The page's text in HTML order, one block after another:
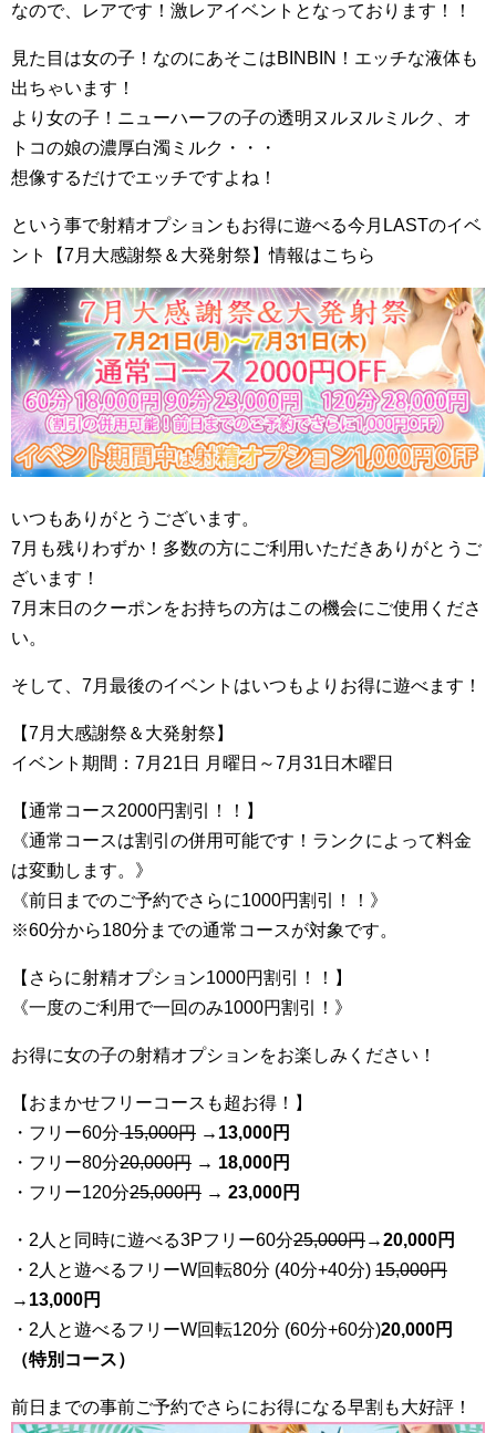
なので、レアです！激レアイベントとなっております！！
見た目は女の子！なのにあそこはBINBIN！エッチな液体も
出ちゃいます！
より女の子！ニューハーフの子の透明ヌルヌルミルク、オ
トコの娘の濃厚白濁ミルク・・・
想像するだけでエッチですよね！
という事で射精オプションもお得に遊べる今月LASTのイベ
ント【7月大感謝祭＆大発射祭】情報はこちら
いつもありがとうございます。
7月も残りわずか！多数の方にご利用いただきありがとうご
ざいます！
7月末日のクーポンをお持ちの方はこの機会にご使用くださ
い。
そして、7月最後のイベントはいつもよりお得に遊べます！
【7月大感謝祭＆大発射祭】
イベント期間：7月21日 月曜日～7月31日木曜日
【通常コース2000円割引！！】
《通常コースは割引の併用可能です！ランクによって料金
は変動します。》
《前日までのご予約でさらに1000円割引！！》
※60分から180分までの通常コースが対象です。
【さらに射精オプション1000円割引！！】
《一度のご利用で一回のみ1000円割引！》
お得に女の子の射精オプションをお楽しみください！
【おまかせフリーコースも超お得！】
・フリー60分15,000円 → 13,000円
・フリー80分20,000円 → 18,000円
・フリー120分25,000円 → 23,000円
・2人と同時に遊べる3Pフリー60分25,000円→20,000円
・2人と遊べるフリーW回転80分 (40分+40分) 15,000円
→ 13,000円
・2人と遊べるフリーW回転120分 (60分+60分)20,000円
（特別コース）
前日までの事前ご予約でさらにお得になる早割も大好評！